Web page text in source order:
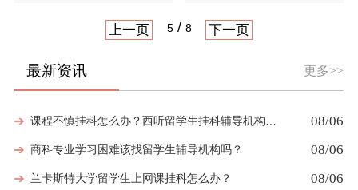
上一页 5/ 8 下一页
最新资讯 更多>>
课程不慎挂科怎么办？西听留学生挂科辅导机构教你如何高效挽救GPA 08/06
商科专业学习困难该找留学生辅导机构吗？ 08/06
兰卡斯特大学留学生上网课挂科怎么办？ 08/06